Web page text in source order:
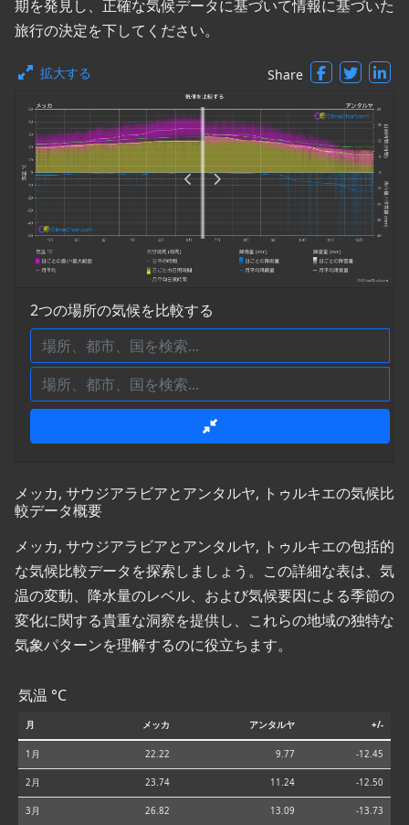
期を発見し、正確な気候データに基づいて情報に基づいた
旅行の決定を下してください。
拡大する Share
2つの場所の気候を比較する
メッカ, サウジアラビアとアンタルヤ, トゥルキエの気候比
較データ概要
メッカ, サウジアラビアとアンタルヤ, トゥルキエの包括的
な気候比較データを探索しましょう。この詳細な表は、気
温の変動、降水量のレベル、および気候要因による季節の
変化に関する貴重な洞察を提供し、これらの地域の独特な
気象パターンを理解するのに役立ちます。
気温 °C
月 メッカ アンタルヤ +/-
1月 22.22 9.77 -12.45
2月 23.74 11.24 -12.50
3月 26.82 13.09 -13.73